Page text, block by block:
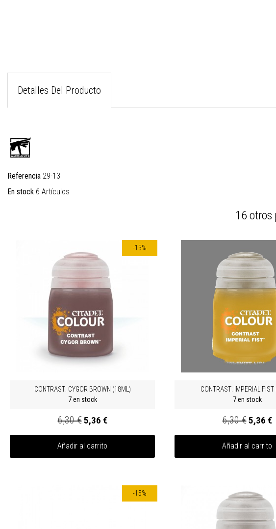
Detalles Del Producto
Referencia 29-13
En stock 6 Artículos
16 otros
-15%
CONTRAST: CYGOR BROWN (18ML)
7 en stock
6,30 €5,36 €
Añadir al carrito
CONTRAST: IMPERIAL FIST
7 en stock
6,30 €5,36 €
Añadir al carrito
-15%